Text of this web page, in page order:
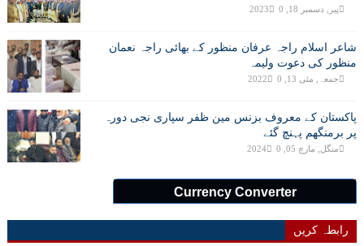
پیر, دسمبر 18, 2023 0
شاعر اسلام راجہ عرفان منظور کے بھائی راجہ نعمان
منظور کی دعوت ولیمہ
جمعہ, مئی 13, 2022 0
پاکستان کے معروف بزنس مین ظفر سپاری نجی دورہ
پر برمنگھم پہنچ گئے
منگل, مارچ 05, 2024 0
Currency Converter
رابطہ کریں